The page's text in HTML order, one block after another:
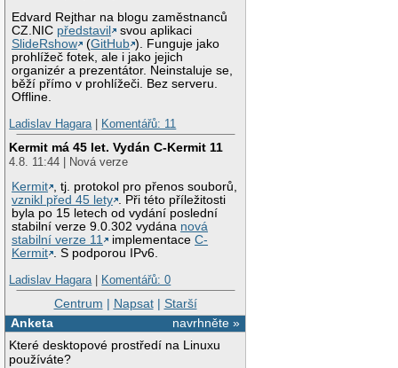
Edvard Rejthar na blogu zaměstnanců
CZ.NIC představil
svou aplikaci
SlideRshow
(GitHub ). Funguje jako
prohlížeč fotek, ale i jako jejich
organizér a prezentátor. Neinstaluje se,
běží přímo v prohlížeči. Bez serveru.
Offline.
Ladislav Hagara| Komentářů: 11
Kermit má 45 let. Vydán C-Kermit 11
4.8. 11:44 | Nová verze
Kermit , tj. protokol pro přenos souborů,
vznikl před 45 lety . Při této příležitosti
byla po 15 letech od vydání poslední
stabilní verze 9.0.302 vydána nová
stabilní verze 11
implementaceC-
Kermit . S podporou IPv6.
Ladislav Hagara| Komentářů: 0
Centrum | Napsat| Starší
navrhněte »
Anketa
Které desktopové prostředí na Linuxu
používáte?